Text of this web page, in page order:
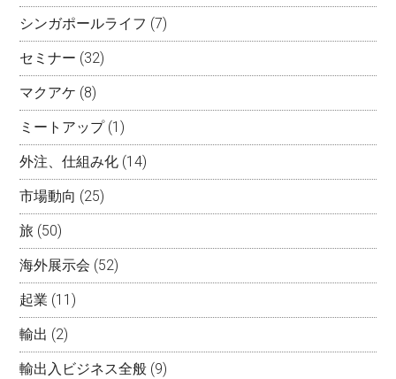
シンガポールライフ (7)
セミナー (32)
マクアケ (8)
ミートアップ(1)
外注、仕組み化 (14)
市場動向 (25)
旅 (50)
海外展示会 (52)
起業 (11)
輸出 (2)
輸出入ビジネス全般 (9)